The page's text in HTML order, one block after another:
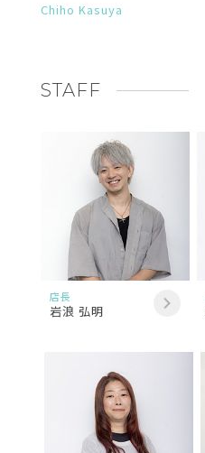
Chiho Kasuya
STAFF
店長
岩浪 弘明